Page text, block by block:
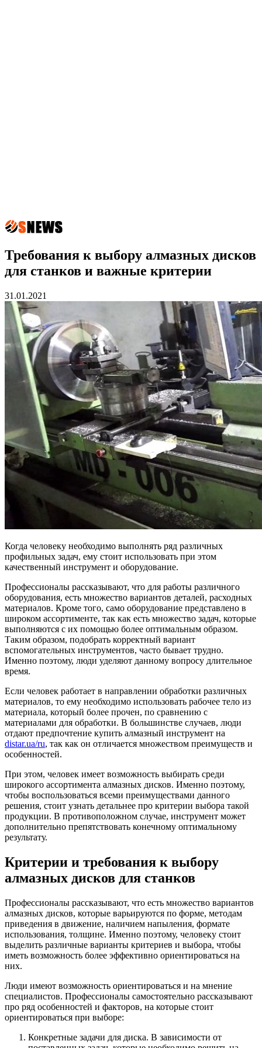
Требования к выбору алмазных дисков
для станков и важные критерии
31.01.2021
Когда человеку необходимо выполнять ряд различных
профильных задач, ему стоит использовать при этом
качественный инструмент и оборудование.
Профессионалы рассказывают, что для работы различного
оборудования, есть множество вариантов деталей, расходных
материалов. Кроме того, само оборудование представлено в
широком ассортименте, так как есть множество задач, которые
выполняются с их помощью более оптимальным образом.
Таким образом, подобрать корректный вариант
вспомогательных инструментов, часто бывает трудно.
Именно поэтому, люди уделяют данному вопросу длительное
время.
Если человек работает в направлении обработки различных
материалов, то ему необходимо использовать рабочее тело из
материала, который более прочен, по сравнению с
материалами для обработки. В большинстве случаев, люди
отдают предпочтение купить алмазный инструмент на
distar.ua/ru, так как он отличается множеством преимуществ и
особенностей.
При этом, человек имеет возможность выбирать среди
широкого ассортимента алмазных дисков. Именно поэтому,
чтобы воспользоваться всеми преимуществами данного
решения, стоит узнать детальнее про критерии выбора такой
продукции. В противоположном случае, инструмент может
дополнительно препятствовать конечному оптимальному
результату.
Критерии и требования к выбору
алмазных дисков для станков
Профессионалы рассказывают, что есть множество вариантов
алмазных дисков, которые варьируются по форме, методам
приведения в движение, наличием напыления, формате
использования, толщине. Именно поэтому, человеку стоит
выделить различные варианты критериев и выбора, чтобы
иметь возможность более эффективно ориентироваться на
них.
Люди имеют возможность ориентироваться и на мнение
специалистов. Профессионалы самостоятельно рассказывают
про ряд особенностей и факторов, на которые стоит
ориентироваться при выборе:
Конкретные задачи для диска. В зависимости от